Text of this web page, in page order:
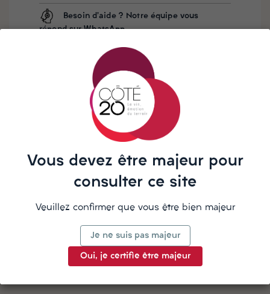
Besoin d'aide ? Notre équipe vous
répond sur WhatsApp
Rouge
Assemblage
Ardèche
Sans soufre ajouté
On l'apprécie avec : Toasts d’apéritifs, fromages.
La description
Détails du produit
Vous devez être majeur pour
consulter ce site
Veuillez confirmer que vous être bien majeur
Je ne suis pas majeur
Oui, je certifie être majeur